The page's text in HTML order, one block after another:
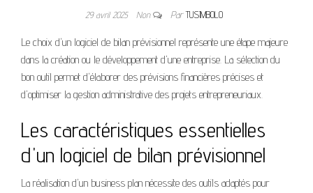
29 avril 2025 Non ParTUSIMBOLO
Le choix d'un logiciel de bilan prévisionnel représente une étape majeure
dans la création ou le développement d'une entreprise. La sélection du
bon outil permet d'élaborer des prévisions financières précises et
d'optimiser la gestion administrative des projets entrepreneuriaux.
Les caractéristiques essentielles
d'un logiciel de bilan prévisionnel
La réalisation d'un business plan nécessite des outils adaptés pour